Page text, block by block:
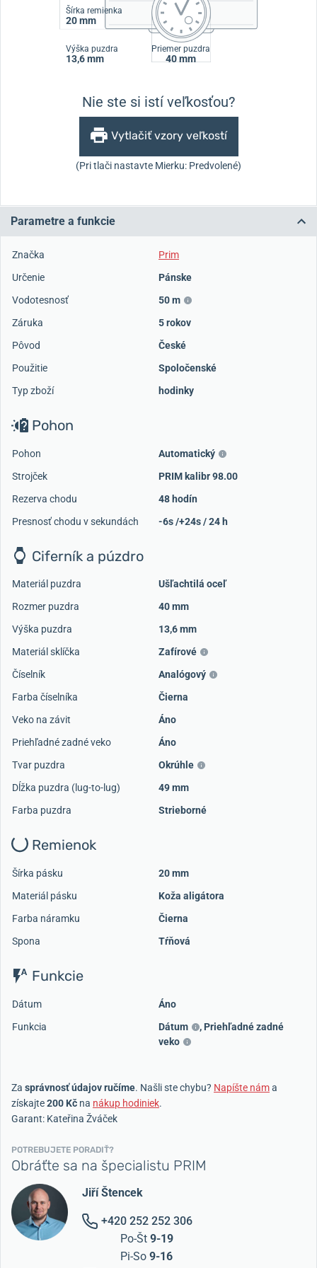
Šírka remienka
20 mm
Výška puzdra
13,6 mm
Priemer puzdra
40 mm
Nie ste si istí veľkosťou?
Vytlačiť vzory veľkostí
(Pri tlači nastavte Mierku: Predvolené)
Parametre a funkcie
Značka
Prim
Určenie
Pánske
Vodotesnosť
50 m
Záruka
5 rokov
Pôvod
České
Použitie
Spoločenské
Typ zboží
hodinky
Pohon
Pohon
Automatický
Strojček
PRIM kalibr 98.00
Rezerva chodu
48 hodín
Presnosť chodu v sekundách
-6s /+24s / 24 h
Ciferník a púzdro
Materiál puzdra
Ušľachtilá oceľ
Rozmer puzdra
40 mm
Výška puzdra
13,6 mm
Materiál sklíčka
Zafírové
Číselník
Analógový
Farba číselníka
Čierna
Veko na závit
Áno
Priehľadné zadné veko
Áno
Tvar puzdra
Okrúhle
Dĺžka puzdra (lug-to-lug)
49 mm
Farba puzdra
Strieborné
Remienok
Šírka pásku
20 mm
Materiál pásku
Koža aligátora
Farba náramku
Čierna
Spona
Tŕňová
Funkcie
Dátum
Áno
Funkcia
Dátum , Priehľadné zadné
veko
Za správnosť údajov ručíme. Našli ste chybu? Napíšte náma
získajte200 Kč na nákup hodiniek.
Garant: Kateřina Žváček
POTREBUJETE PORADIŤ?
Obráťte sa na špecialistu PRIM
Jiří Štencek
+420 252 252 306
Po-Št 9-19
Pi-So 9-16